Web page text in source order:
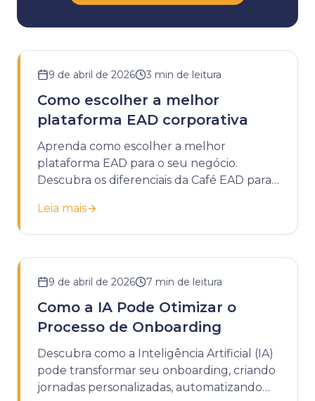
9 de abril de 2026 3 min de leitura
Como escolher a melhor
plataforma EAD corporativa
Aprenda como escolher a melhor
plataforma EAD para o seu negócio.
Descubra os diferenciais da Café EAD para
empresa.
Leia mais
9 de abril de 2026 7 min de leitura
Como a IA Pode Otimizar o
Processo de Onboarding
Descubra como a Inteligência Artificial (IA)
pode transformar seu onboarding, criando
jornadas personalizadas, automatizando